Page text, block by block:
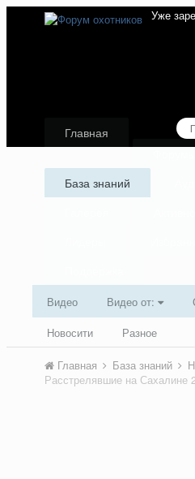
Уже
Главная
База знаний
Видео Видео от:
Новосити
Разное
Главная База знаний
Расстрелявшие на Сахалине